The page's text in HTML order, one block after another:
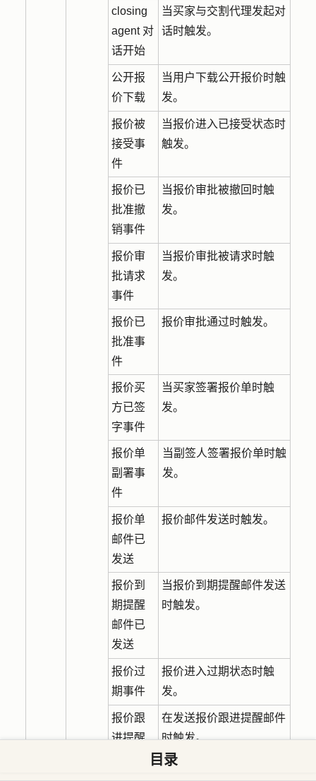
closing
agent 对
话开始
当买家与交割代理发起对
话时触发。
公开报
价下载
当用户下载公开报价时触
发。
报价被
接受事
件
当报价进入已接受状态时
触发。
报价已
批准撤
销事件
当报价审批被撤回时触
发。
报价审
批请求
事件
当报价审批被请求时触
发。
报价已
批准事
件
报价审批通过时触发。
报价买
方已签
字事件
当买家签署报价单时触
发。
报价单
副署事
件
当副签人签署报价单时触
发。
报价单
邮件已
发送
报价邮件发送时触发。
报价到
期提醒
邮件已
发送
当报价到期提醒邮件发送
时触发。
报价过
期事件
报价进入过期状态时触
发。
报价跟
进提醒
在发送报价跟进提醒邮件
时触发。
目录